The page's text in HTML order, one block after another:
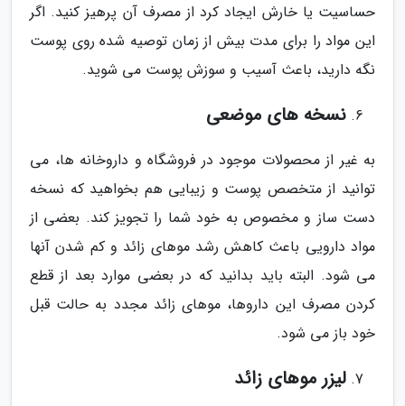
حساسیت یا خارش ایجاد کرد از مصرف آن پرهیز کنید. اگر
این مواد را برای مدت بیش از زمان توصیه شده روی پوست
نگه دارید، باعث آسیب و سوزش پوست می شوید.
نسخه های موضعی
به غیر از محصولات موجود در فروشگاه و داروخانه ها، می
توانید از متخصص پوست و زیبایی هم بخواهید که نسخه
دست ساز و مخصوص به خود شما را تجویز کند. بعضی از
مواد دارویی باعث کاهش رشد موهای زائد و کم شدن آنها
می شود. البته باید بدانید که در بعضی موارد بعد از قطع
کردن مصرف این داروها، موهای زائد مجدد به حالت قبل
خود باز می شود.
لیزر موهای زائد